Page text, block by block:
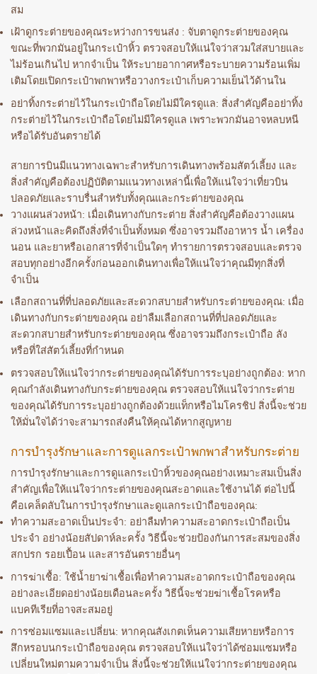
สม
เฝ้าดูกระต่ายของคุณระหว่างการขนส่ง : จับตาดูกระต่ายของคุณ
ขณะที่พวกมันอยู่ในกระเป๋าหิ้ว ตรวจสอบให้แน่ใจว่าสวมใส่สบายและ
ไม่ร้อนเกินไป หากจำเป็น ให้ระบายอากาศหรือระบายความร้อนเพิ่ม
เติมโดยเปิดกระเป๋าพกพาหรือวางกระเป๋าเก็บความเย็นไว้ด้านใน
อย่าทิ้งกระต่ายไว้ในกระเป๋าถือโดยไม่มีใครดูแล: สิ่งสำคัญคืออย่าทิ้ง
กระต่ายไว้ในกระเป๋าถือโดยไม่มีใครดูแล เพราะพวกมันอาจหลบหนี
หรือได้รับอันตรายได้
สายการบินมีแนวทางเฉพาะสำหรับการเดินทางพร้อมสัตว์เลี้ยง และ
สิ่งสำคัญคือต้องปฏิบัติตามแนวทางเหล่านี้เพื่อให้แน่ใจว่าเที่ยวบิน
ปลอดภัยและราบรื่นสำหรับทั้งคุณและกระต่ายของคุณ
วางแผนล่วงหน้า: เมื่อเดินทางกับกระต่าย สิ่งสำคัญคือต้องวางแผน
ล่วงหน้าและคิดถึงสิ่งที่จำเป็นทั้งหมด ซึ่งอาจรวมถึงอาหาร น้ำ เครื่อง
นอน และยาหรือเอกสารที่จำเป็นใดๆ ทำรายการตรวจสอบและตรวจ
สอบทุกอย่างอีกครั้งก่อนออกเดินทางเพื่อให้แน่ใจว่าคุณมีทุกสิ่งที่
จำเป็น
เลือกสถานที่ที่ปลอดภัยและสะดวกสบายสำหรับกระต่ายของคุณ: เมื่อ
เดินทางกับกระต่ายของคุณ อย่าลืมเลือกสถานที่ที่ปลอดภัยและ
สะดวกสบายสำหรับกระต่ายของคุณ ซึ่งอาจรวมถึงกระเป๋าถือ ลัง
หรือที่ใส่สัตว์เลี้ยงที่กำหนด
ตรวจสอบให้แน่ใจว่ากระต่ายของคุณได้รับการระบุอย่างถูกต้อง: หาก
คุณกำลังเดินทางกับกระต่ายของคุณ ตรวจสอบให้แน่ใจว่ากระต่าย
ของคุณได้รับการระบุอย่างถูกต้องด้วยแท็กหรือไมโครชิป สิ่งนี้จะช่วย
ให้มั่นใจได้ว่าจะสามารถส่งคืนให้คุณได้หากสูญหาย
การบำรุงรักษาและการดูแลกระเป๋าพกพาสำหรับกระต่าย
การบำรุงรักษาและการดูแลกระเป๋าหิ้วของคุณอย่างเหมาะสมเป็นสิ่ง
สำคัญเพื่อให้แน่ใจว่ากระต่ายของคุณสะอาดและใช้งานได้ ต่อไปนี้
คือเคล็ดลับในการบำรุงรักษาและดูแลกระเป๋าถือของคุณ:
ทำความสะอาดเป็นประจำ: อย่าลืมทำความสะอาดกระเป๋าถือเป็น
ประจำ อย่างน้อยสัปดาห์ละครั้ง วิธีนี้จะช่วยป้องกันการสะสมของสิ่ง
สกปรก รอยเปื้อน และสารอันตรายอื่นๆ
การฆ่าเชื้อ: ใช้น้ำยาฆ่าเชื้อเพื่อทำความสะอาดกระเป๋าถือของคุณ
อย่างละเอียดอย่างน้อยเดือนละครั้ง วิธีนี้จะช่วยฆ่าเชื้อโรคหรือ
แบคทีเรียที่อาจสะสมอยู่
การซ่อมแซมและเปลี่ยน: หากคุณสังเกตเห็นความเสียหายหรือการ
สึกหรอบนกระเป๋าถือของคุณ ตรวจสอบให้แน่ใจว่าได้ซ่อมแซมหรือ
เปลี่ยนใหม่ตามความจำเป็น สิ่งนี้จะช่วยให้แน่ใจว่ากระต่ายของคุณ